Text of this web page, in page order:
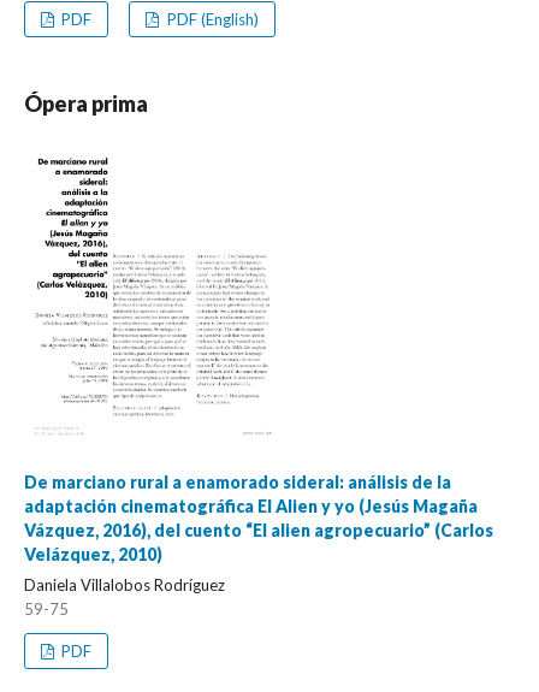
PDF PDF (English)
Ópera prima
De marciano rural a enamorado sideral: análisis de la
adaptación cinematográfica El Alien y yo (Jesús Magaña
Vázquez, 2016), del cuento “El alien agropecuario” (Carlos
Velázquez, 2010)
Daniela Villalobos Rodríguez
59-75
PDF